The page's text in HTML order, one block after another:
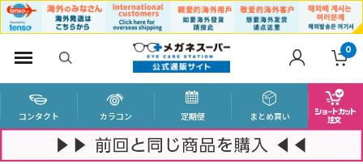
0
コンタクト カラコン 定期便 まとめ買い